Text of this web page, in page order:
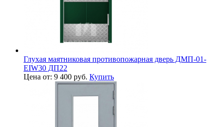
Глухая маятниковая противопожарная дверь ДМП-01-
EIW30 ДП22
Цена от: 9 400 руб. Купить